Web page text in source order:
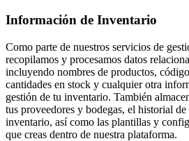
Información de Inventario
Como parte de nuestros servicios de
recopilamos y procesamos datos
incluyendo nombres de productos,
cantidades en stock y cualquier otra
gestión de tu inventario. También
tus proveedores y bodegas, el historial
inventario, así como las plantillas y
que creas dentro de nuestra plataforma.